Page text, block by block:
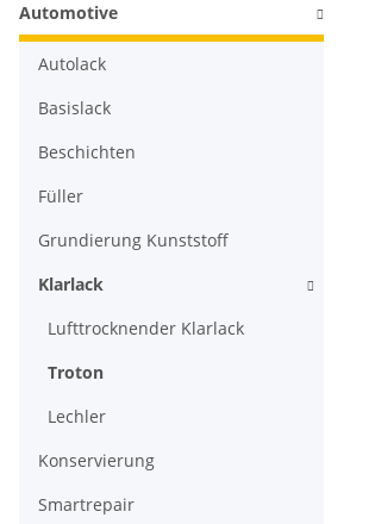
Automotive
Autolack
Basislack
Beschichten
Füller
Grundierung Kunststoff
Klarlack
Lufttrocknender Klarlack
Troton
Lechler
Konservierung
Smartrepair